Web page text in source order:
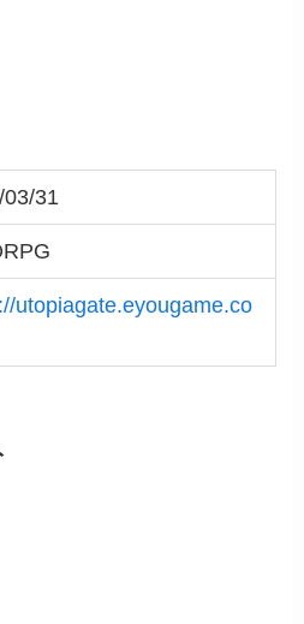
31
utopiagate.eyougame.co